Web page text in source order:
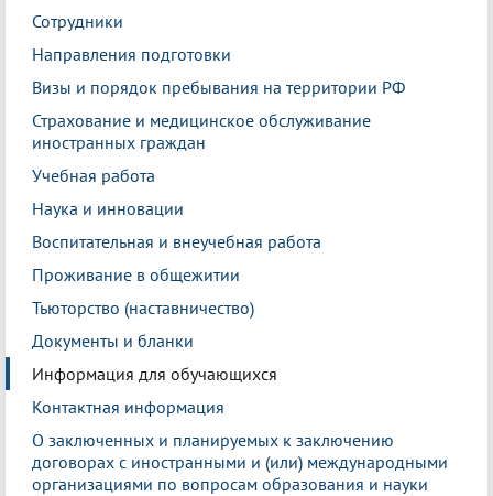
Сотрудники
Направления подготовки
Визы и порядок пребывания на территории РФ
Страхование и медицинское обслуживание
иностранных граждан
Учебная работа
Наука и инновации
Воспитательная и внеучебная работа
Проживание в общежитии
Тьюторство (наставничество)
Документы и бланки
Информация для обучающихся
Контактная информация
О заключенных и планируемых к заключению
договорах с иностранными и (или) международными
организациями по вопросам образования и науки